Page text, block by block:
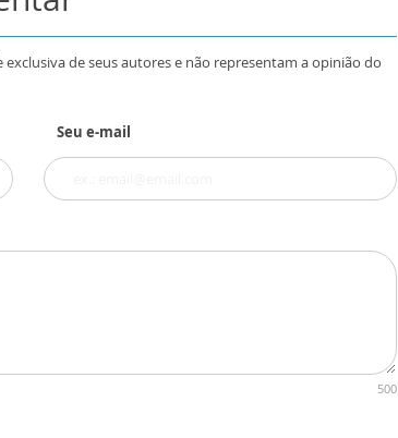
de seus autores e não representam a opinião do
Seu e-mail
500